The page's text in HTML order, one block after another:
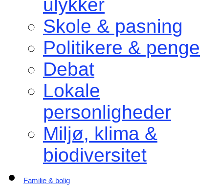
ulykker
Skole & pasning
Politikere & penge
Debat
Lokale
personligheder
Miljø, klima &
biodiversitet
Familie & bolig